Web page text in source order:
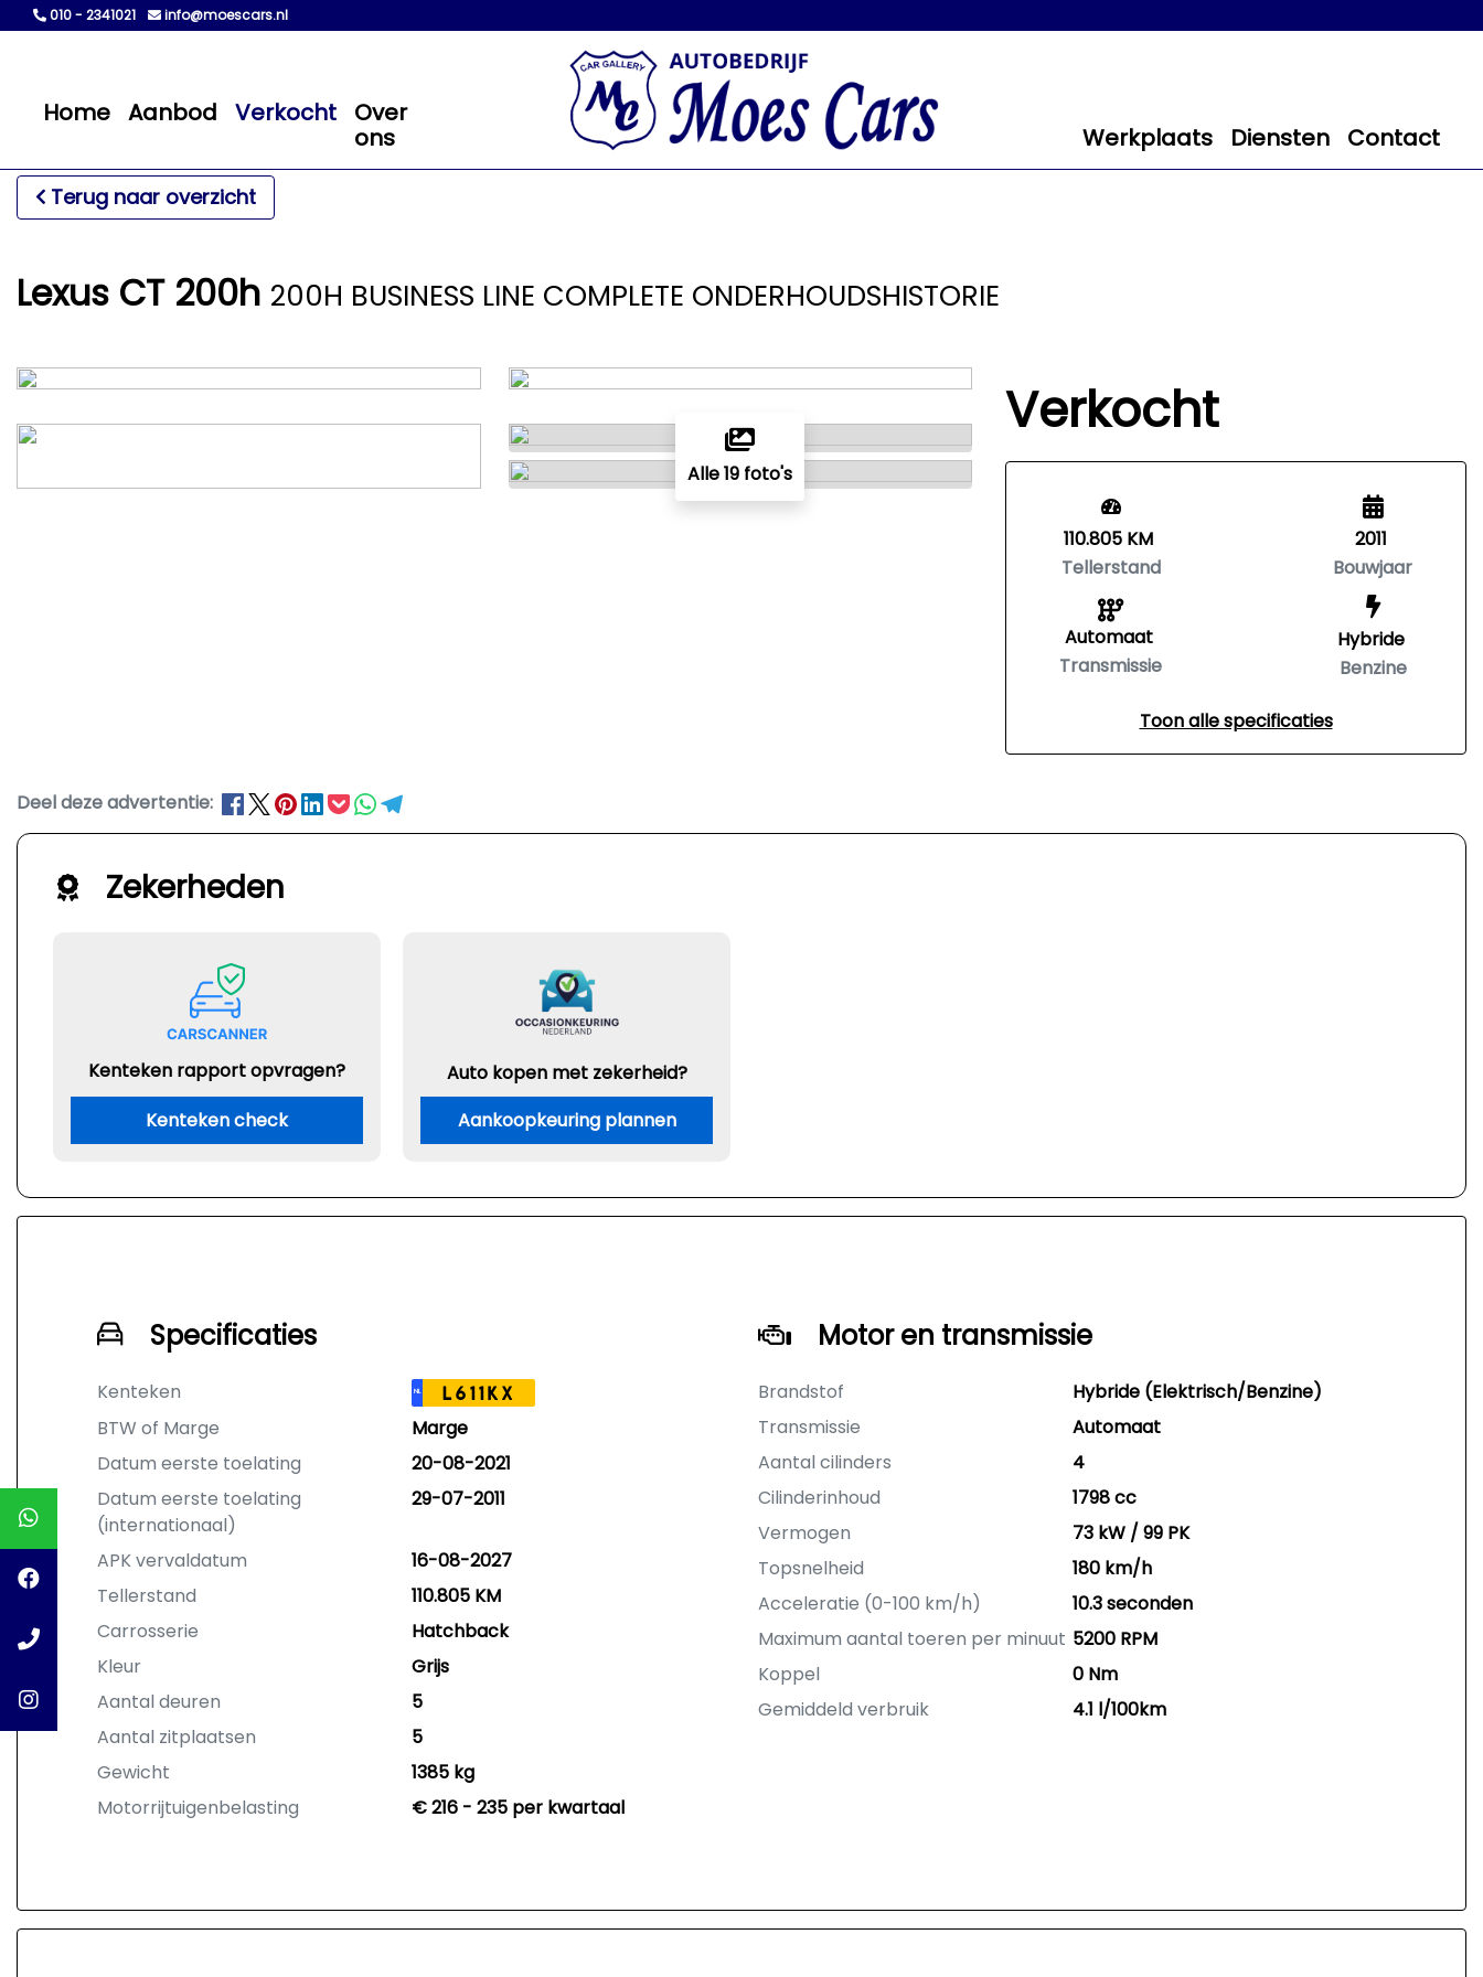
010 - 2341021 info@moescars.nl
Home Aanbod Verkocht
Over
ons
Werkplaats Diensten Contact
Terug naar overzicht
Lexus CT 200h 200H BUSINESS LINE COMPLETE ONDERHOUDSHISTORIE
Alle 19 foto's
Verkocht
110.805 KM
Tellerstand
Automaat
Transmissie
2011
Bouwjaar
Hybride
Benzine
Toon alle specificaties
Deel deze advertentie:
Zekerheden
Kenteken rapport opvragen?
Kenteken check
Auto kopen met zekerheid?
Aankoopkeuring plannen
Specificaties
Kenteken NL L611KX
BTW of Marge
Marge
Datum eerste toelating
20-08-2021
Datum eerste toelating
(internationaal)
29-07-2011
APK vervaldatum
16-08-2027
Tellerstand
110.805 KM
Carrosserie
Hatchback
Kleur
Grijs
Aantal deuren
5
Aantal zitplaatsen
5
Gewicht
1385 kg
Motorrijtuigenbelasting
€ 216 - 235 per kwartaal
Motor en transmissie
Brandstof
Hybride (Elektrisch/Benzine)
Transmissie
Automaat
Aantal cilinders
4
Cilinderinhoud
1798 cc
Vermogen
73 kW / 99 PK
Topsnelheid
180 km/h
Acceleratie (0-100 km/h)
10.3 seconden
Maximum aantal toeren per minuut 5200 RPM
Koppel
0 Nm
Gemiddeld verbruik
4.1 l/100km